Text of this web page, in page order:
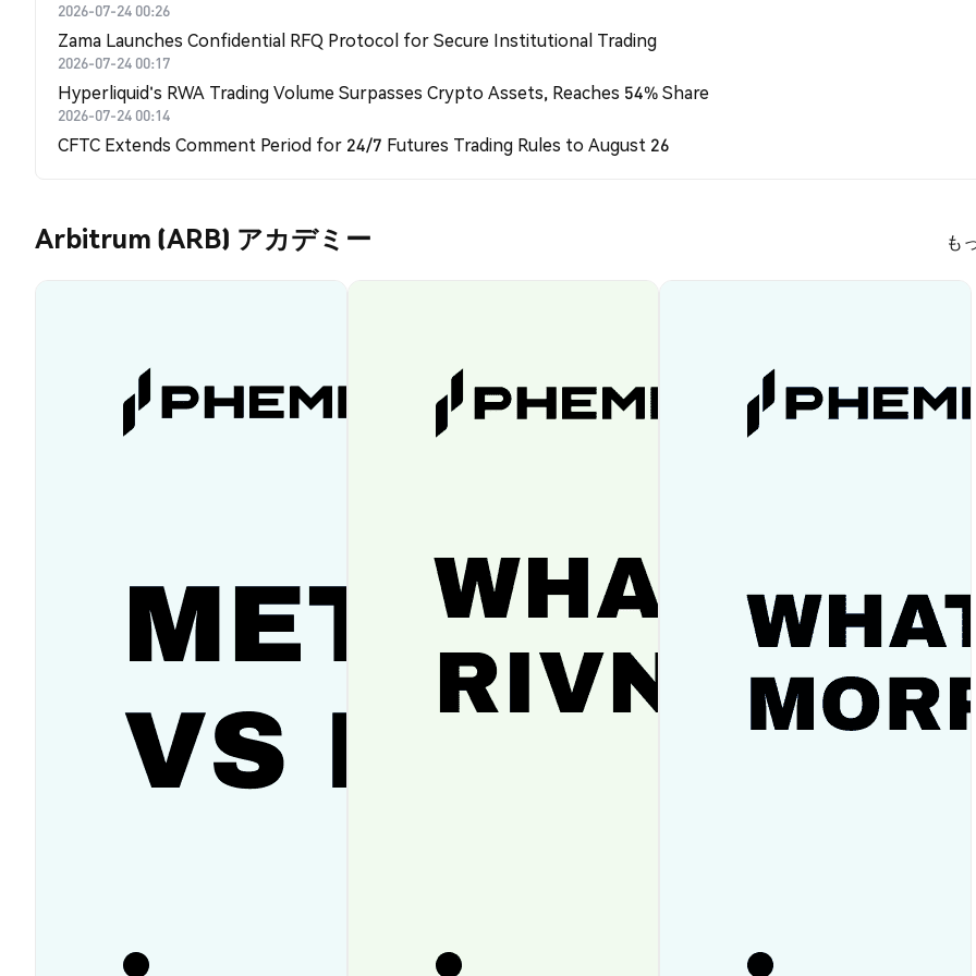
2026-07-24 00:26
Zama Launches Confidential RFQ Protocol for Secure Institutional Trading
2026-07-24 00:17
Hyperliquid's RWA Trading Volume Surpasses Crypto Assets, Reaches 54% Share
2026-07-24 00:14
CFTC Extends Comment Period for 24/7 Futures Trading Rules to August 26
Arbitrum (ARB) アカデミー も